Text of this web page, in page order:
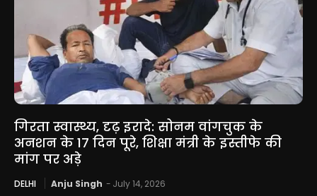
गिरता स्वास्थ्य, दृढ़ इरादे: सोनम वांगचुक के
अनशन के 17 दिन पूरे, शिक्षा मंत्री के इस्तीफे की
मांग पर अड़े
DELHI Anju Singh - July 14, 2026